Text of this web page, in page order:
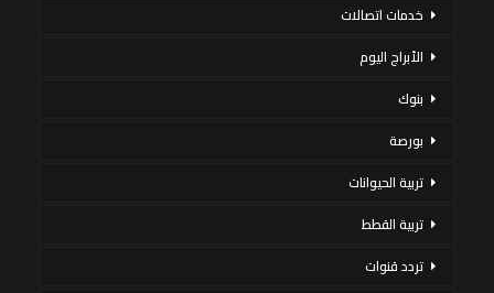
خدمات اتصالات
الأبراج اليوم
بنوك
بورصة
تربية الحيوانات
تربية القطط
تردد قنوات